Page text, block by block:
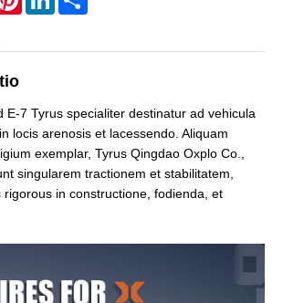
E-7 Tyrus specialiter destinatur ad vehicula
locis arenosis et lacessendo. Aliquam
exemplar, Tyrus Qingdao Oxplo Co.,
singularem tractionem et stabilitatem,
rigorous in constructione, fodienda, et